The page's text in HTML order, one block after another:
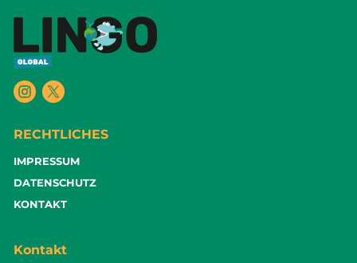
RECHTLICHES
IMPRESSUM
DATENSCHUTZ
KONTAKT
Kontakt